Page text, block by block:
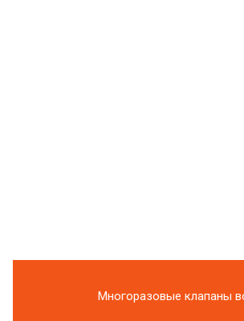
Многоразовые клапаны